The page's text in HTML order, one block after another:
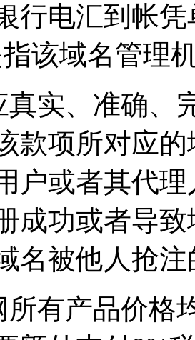
行电汇到帐
该域名管理
真实、准确、
款项所对应
户或者其代
成功或者导
名被他人抢
所有产品价格